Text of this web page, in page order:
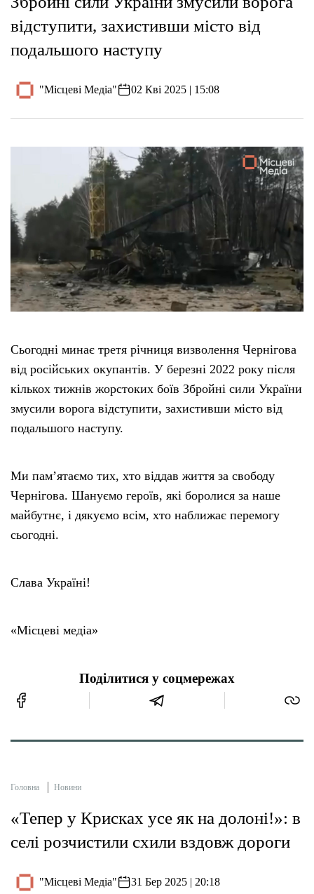
відступити, захистивши місто від
подальшого наступу
"Місцеві Медіа" 02 Кві 2025 | 15:08
Сьогодні минає третя річниця визволення Чернігова
від російських окупантів. У березні 2022 року після
кількох тижнів жорстоких боїв Збройні сили України
змусили ворога відступити, захистивши місто від
подальшого наступу.
Ми пам’ятаємо тих, хто віддав життя за свободу
Чернігова. Шануємо героїв, які боролися за наше
майбутнє, і дякуємо всім, хто наближає перемогу
сьогодні.
Слава Україні!
«Місцеві медіа»
Поділитися у соцмережах
Головна Новини
«Тепер у Крисках усе як на долоні!»: в
селі розчистили схили вздовж дороги
"Місцеві Медіа" 31 Бер 2025 | 20:18